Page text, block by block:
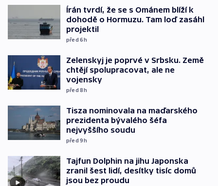
Írán tvrdí, že se s Ománem blíží k
dohodě o Hormuzu. Tam loď zasáhl
projektil
před 6h
Zelenskyj je poprvé v Srbsku. Země
chtějí spolupracovat, ale ne
vojensky
před 8h
Tisza nominovala na maďarského
prezidenta bývalého šéfa
nejvyššího soudu
před 9h
Tajfun Dolphin na jihu Japonska
zranil šest lidí, desítky tisíc domů
jsou bez proudu